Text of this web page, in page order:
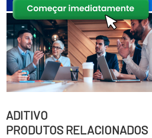
ADITIVO
PRODUTOS RELACIONADOS